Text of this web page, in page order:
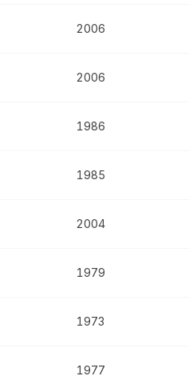
2006
2006
1986
1985
2004
1979
1973
1977